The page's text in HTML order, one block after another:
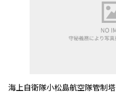
海上自衛隊小松島航空隊管制塔